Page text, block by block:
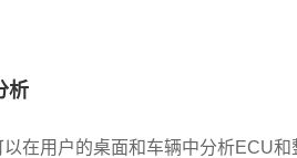
析
在用户的桌面和车辆中分析ECU